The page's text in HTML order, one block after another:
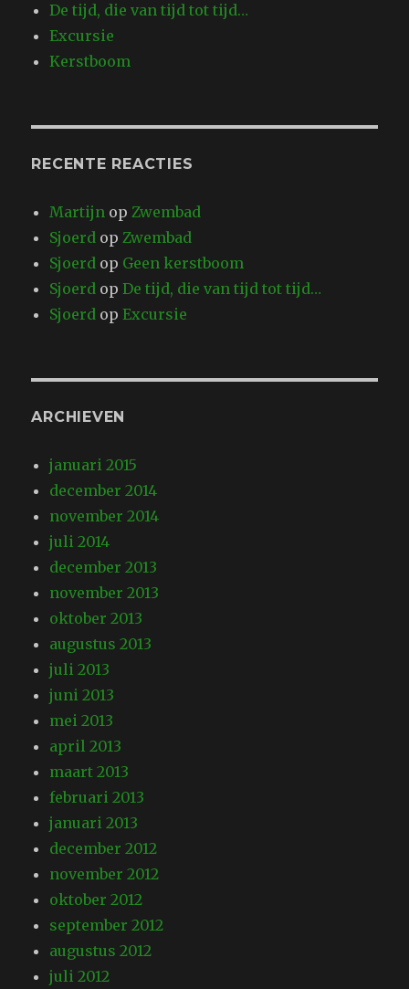
De tijd, die van tijd tot tijd…
Excursie
Kerstboom
RECENTE REACTIES
Martijn opZwembad
Sjoerd opZwembad
Sjoerd op Geen kerstboom
Sjoerd opDe tijd, die van tijd tot tijd…
Sjoerd opExcursie
ARCHIEVEN
januari 2015
december 2014
november 2014
juli 2014
december 2013
november 2013
oktober 2013
augustus 2013
juli 2013
juni 2013
mei 2013
april 2013
maart 2013
februari 2013
januari 2013
december 2012
november 2012
oktober 2012
september 2012
augustus 2012
juli 2012